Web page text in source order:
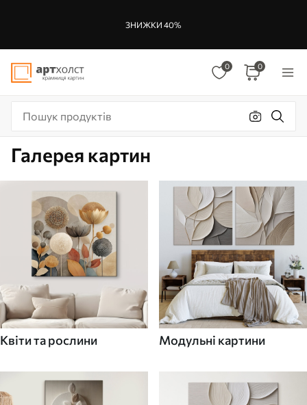
ЗНИЖКИ 40%
0 0
Галерея картин
Квіти та рослини Модульні картини